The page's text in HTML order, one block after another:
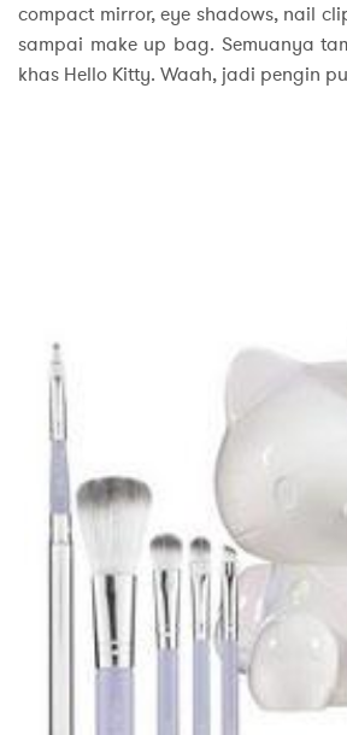
compact mirror, eye shadows, nail
sampai make up bag. Semuanya
khas Hello Kitty. Waah, jadi pengin